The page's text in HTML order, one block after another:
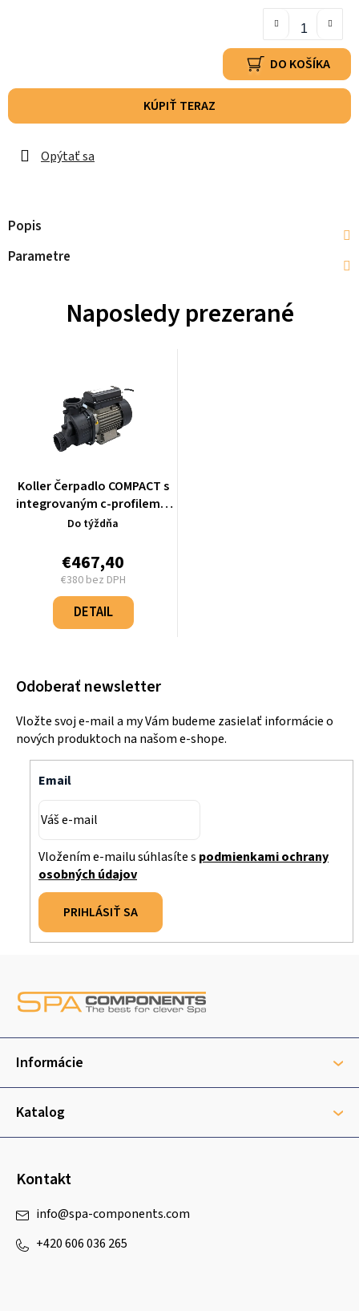
DO KOŠÍKA
KÚPIŤ TERAZ
Opýtať sa
Popis
Parametre
Naposledy prezerané
Koller Čerpadlo COMPACT s
integrovaným c-profilem a
vestavanou elektronickou
Do týždňa
€467,40
€380 bez DPH
Jednotková
cena:
DETAIL
Odoberať newsletter
Vložte svoj e-mail a my Vám budeme zasielať informácie o
nových produktoch na našom e-shope.
Email
Vložením e-mailu súhlasíte s podmienkami ochrany
osobných údajov
PRIHLÁSIŤ SA
ä
i
Informácie
Katalog
Kontakt
info@spa-components.com
+420 606 036 265